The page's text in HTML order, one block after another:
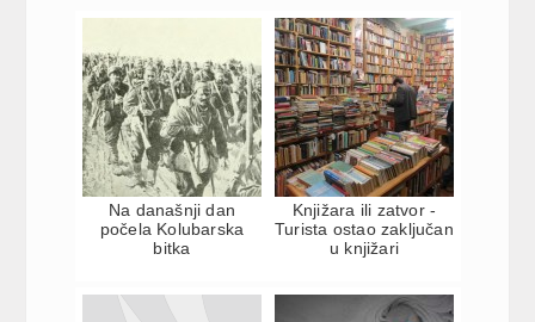
Na današnji dan
počela Kolubarska
bitka
Knjižara ili zatvor -
Turista ostao zaključan
u knjižari